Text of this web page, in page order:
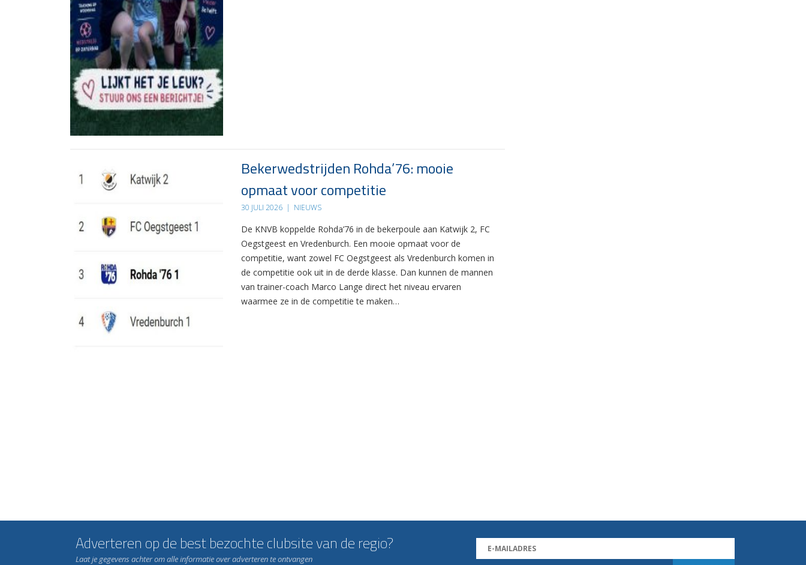
Bekerwedstrijden Rohda’76: mooie
opmaat voor competitie
30 JULI 2026 | NIEUWS
De KNVB koppelde Rohda’76 in de bekerpoule aan Katwijk 2, FC
Oegstgeest en Vredenburch. Een mooie opmaat voor de
competitie, want zowel FC Oegstgeest als Vredenburch komen in
de competitie ook uit in de derde klasse. Dan kunnen de mannen
van trainer-coach Marco Lange direct het niveau ervaren
waarmee ze in de competitie te maken…
Adverteren op de best bezochte clubsite van de regio?
Laat je gegevens achter om alle informatie over adverteren te ontvangen